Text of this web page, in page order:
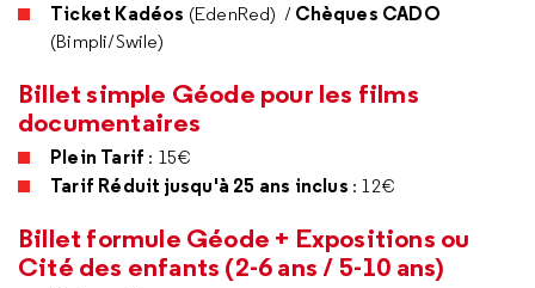
Ticket Kadéos (EdenRed) / Chèques CADO
(Bimpli/Swile)
Billet simple Géode pour les films
documentaires
Plein Tarif : 15€
Tarif Réduit jusqu'à 25 ans inclus : 12€
Billet formule Géode + Expositions ou
Cité des enfants (2-6 ans / 5-10 ans)